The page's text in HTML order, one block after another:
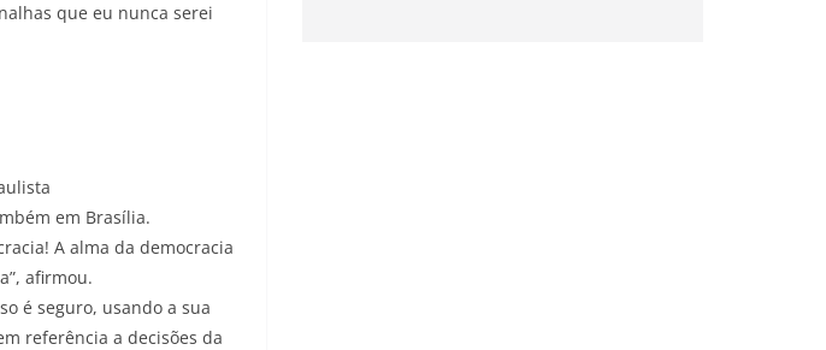
que eu nunca serei
em Brasília.
A alma da democracia
afirmou.
é seguro, usando a sua
referência a decisões da